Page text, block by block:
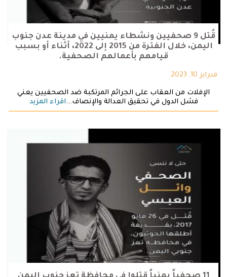
قُتل 9 صحفيين ونشطاء يمنيين في مدينة عدن جنوب
اليمن، خلال الفترة من 2015 إلى 2022، أثناء أو بسبب
قيامهم بأعمالهم الصحفية.
فبراير 10, 2023
الإفلات من العقاب على الجرائم المرتكبة ضد الصحفيين يعني
فشل الدول في تحقيق العدالة والإنصاف...اقراء المزيد